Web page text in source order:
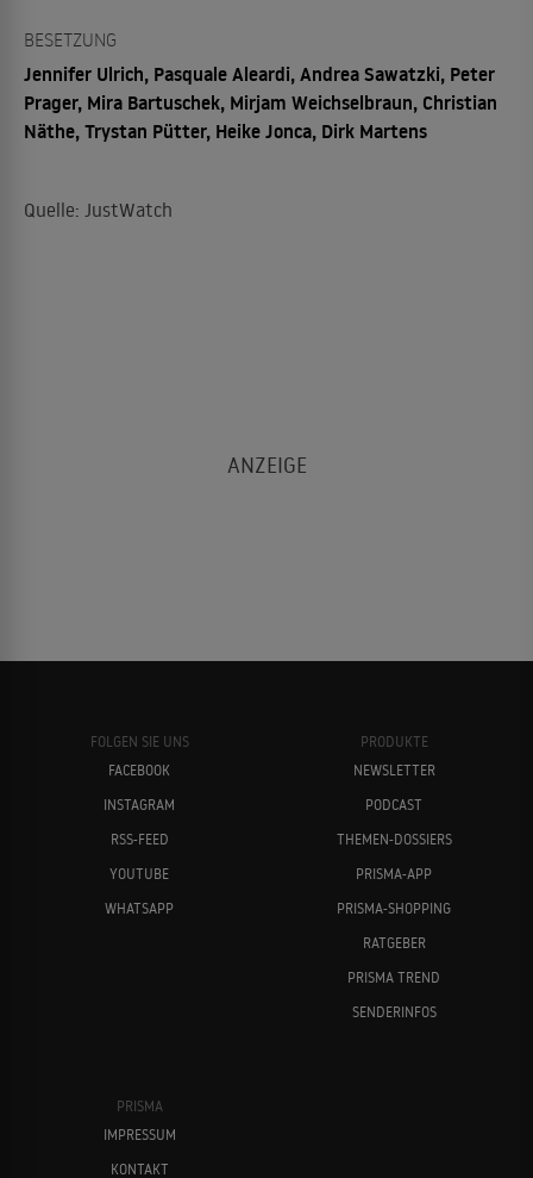
BESETZUNG
Jennifer Ulrich, Pasquale Aleardi, Andrea Sawatzki, Peter
Prager, Mira Bartuschek, Mirjam Weichselbraun, Christian
Näthe, Trystan Pütter, Heike Jonca, Dirk Martens
Quelle: JustWatch
FOLGEN SIE UNS
FACEBOOK
INSTAGRAM
RSS-FEED
YOUTUBE
WHATSAPP
PRODUKTE
NEWSLETTER
PODCAST
THEMEN-DOSSIERS
PRISMA-APP
PRISMA-SHOPPING
RATGEBER
PRISMA TREND
SENDERINFOS
PRISMA
IMPRESSUM
KONTAKT